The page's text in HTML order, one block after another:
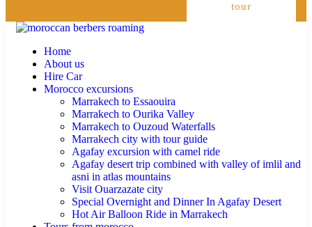
tour
Home
About us
Hire Car
Morocco excursions
Marrakech to Essaouira
Marrakech to Ourika Valley
Marrakech to Ouzoud Waterfalls
Marrakech city with tour guide
Agafay excursion with camel ride
Agafay desert trip combined with valley of imlil and
asni in atlas mountains
Visit Ouarzazate city
Special Overnight and Dinner In Agafay Desert
Hot Air Balloon Ride in Marrakech